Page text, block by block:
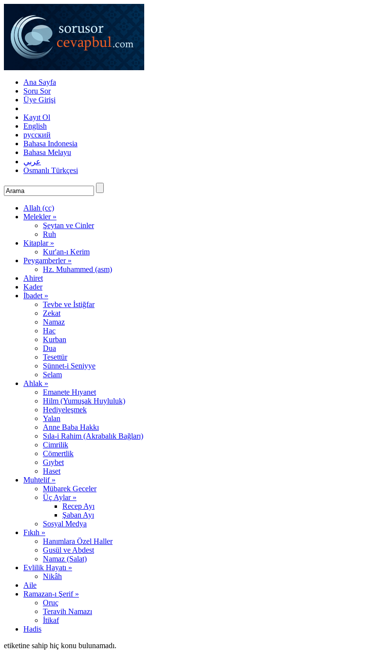
Ana Sayfa
Soru Sor
Üye Girişi
Kayıt Ol
English
русский
Bahasa Indonesia
Bahasa Melayu
عربي
Osmanlı Türkçesi
Allah (cc)
Melekler »
Şeytan ve Cinler
Ruh
Kitaplar »
Kur'an-ı Kerim
Peygamberler »
Hz. Muhammed (asm)
Ahiret
Kader
İbadet »
Tevbe ve İstiğfar
Zekat
Namaz
Hac
Kurban
Dua
Tesettür
Sünnet-i Seniyye
Selam
Ahlak »
Emanete Hıyanet
Hilm (Yumuşak Huyluluk)
Hediyeleşmek
Yalan
Anne Baba Hakkı
Sıla-i Rahim (Akrabalık Bağları)
Cimrilik
Cömertlik
Gıybet
Haset
Muhtelif »
Mübarek Geceler
Üç Aylar »
Recep Ayı
Şaban Ayı
Sosyal Medya
Fıkıh »
Hanımlara Özel Haller
Gusül ve Abdest
Namaz (Salat)
Evlilik Hayatı »
Nikâh
Aile
Ramazan-ı Şerif »
Oruç
Teravih Namazı
İtikaf
Hadis
etiketine sahip hiç konu bulunamadı.